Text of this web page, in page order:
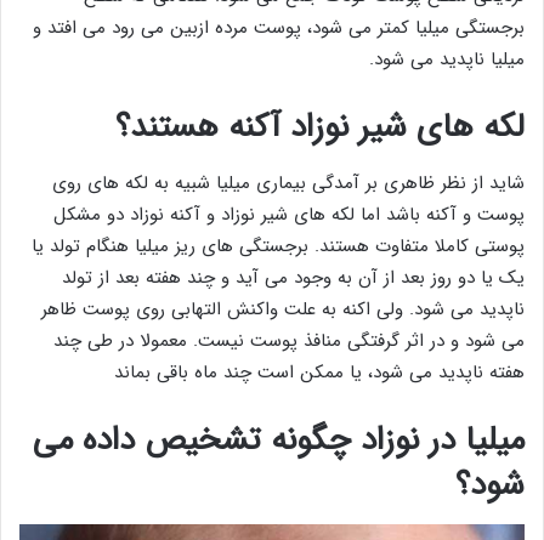
برجستگی میلیا کمتر می شود، پوست مرده ازبین می رود می افتد و
میلیا ناپدید می شود.
لکه های شیر نوزاد آکنه هستند؟
شاید از نظر ظاهری بر آمدگی بیماری میلیا شبیه به لکه های روی
پوست و آکنه باشد اما لکه های شیر نوزاد و آکنه نوزاد دو مشکل
پوستی کاملا متفاوت هستند. برجستگی های ریز میلیا هنگام تولد یا
یک یا دو روز بعد از آن به وجود می آید و چند هفته بعد از تولد
ناپدید می شود. ولی اکنه به علت واکنش التهابی روی پوست ظاهر
می شود و در اثر گرفتگی منافذ پوست نیست. معمولا در طی چند
هفته ناپدید می شود، یا ممکن است چند ماه باقی بماند
میلیا در نوزاد چگونه تشخیص داده می
شود؟